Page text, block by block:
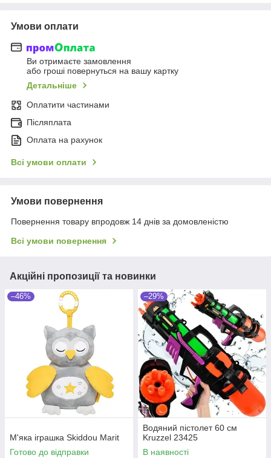
Умови оплати
Ви отримаєте замовлення
або гроші повернуться на вашу картку
Детальніше
Оплатити частинами
Післяплата
Оплата на рахунок
Всі умови оплати
Умови повернення
Повернення товару впродовж 14 днів за домовленістю
Всі умови повернення
Акційні пропозиції та новинки
–46%
М'яка іграшка Skiddou Marit
Готово до відправки
–29%
Водяний пістолет 60 см
Kruzzel 23425
В наявності